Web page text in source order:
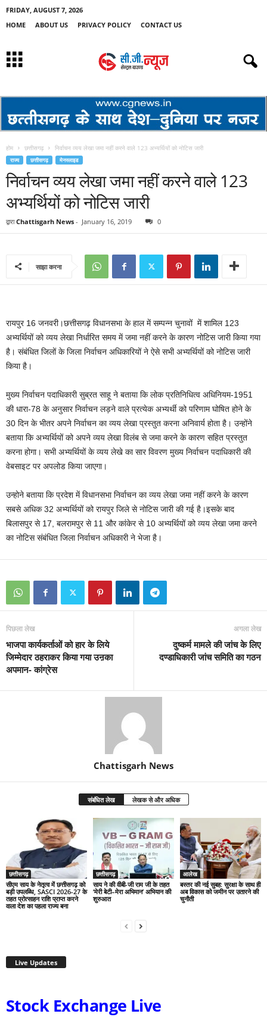
FRIDAY, AUGUST 7, 2026
HOME
ABOUT US PRIVACY POLICY CONTACT US
होम छत्तीसगढ़ निर्वाचन व्यय लेखा जमा नहीं करने वाले 123 अभ्यर्थियों को नोटिस जारी
राज्य छत्तीसगढ़ मेनस्लाइड
निर्वाचन व्यय लेखा जमा नहीं करने वाले 123
अभ्यर्थियों को नोटिस जारी
द्वारा Chattisgarh News - January 16, 2019 0
साझा करना
रायपुर 16 जनवरी।छत्तीसगढ़ विधानसभा के हाल में सम्पन्न चुनावों में शामिल 123
अभ्यर्थियों को व्यय लेखा निर्धारित समय में जमा नहीं करने के कारण नोटिस जारी किया गया
है। संबंधित जिलों के जिला निर्वाचन अधिकारियों ने ऐसे सभी अभ्यर्थियों को नोटिस जारी
किया है।
मुख्य निर्वाचन पदाधिकारी सुब्रत साहू ने बताया कि लोक प्रतिनिधित्व अधिनियम-1951
की धारा-78 के अनुसार निर्वाचन लड़ने वाले प्रत्येक अभ्यर्थी को परिणाम घोषित होने के
30 दिन के भीतर अपने निर्वाचन का व्यय लेखा प्रस्तुत करना अनिवार्य होता है। उन्होंने
बताया कि अभ्यर्थियों को अपने व्यय लेखा विलंब से जमा करने के कारण सहित प्रस्तुत
करना होगा। सभी अभ्यर्थियों के व्यय लेखे का सार विवरण मुख्य निर्वाचन पदाधिकारी की
वेबसाइट पर अपलोड किया जाएगा।
उन्होने बताया कि प्रदेश में विधानसभा निर्वाचन का व्यय लेखा जमा नहीं करने के कारण
सबसे अधिक 32 अभ्यर्थियों को रायपुर जिले से नोटिस जारी की गई है।इसके बाद
बिलासपुर से 17, बलरामपुर से 11 और कांकेर से 10 अभ्यर्थियों को व्यय लेखा जमा करने
का नोटिस संबंधित जिला निर्वाचन अधिकारी ने भेजा है।
पिछला लेख
भाजपा कार्यकर्ताओं को हार के लिये
जिम्मेदार ठहराकर किया गया उऩका
अपमान- कांग्रेस
अगला लेख
दुष्कर्म मामले की जांच के लिए
दण्डाधिकारी जांच समिति का गठन
Chattisgarh News
संबंधित लेख लेखक से और अधिक
छत्तीसगढ़
सीएम साय के नेतृत्व में छत्तीसगढ़ को
बड़ी उपलब्धि, SASCI 2026-27 के
तहत प्रोत्साहन राशि प्राप्त करने
वाला देश का पहला राज्य बना
छत्तीसगढ़
साय ने की वीबी-जी राम जी के तहत
‘मेरी बेटी–मेरा अभिमान’ अभियान की
शुरुआत
आलेख
बस्तर की नई सुबह: सुरक्षा के साथ ही
अब विकास को जमीन पर उतारने की
चुनौती
Live Updates
Stock Exchange Live